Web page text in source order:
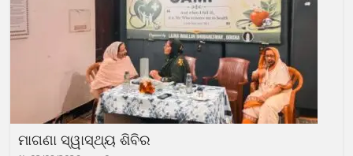
ମାଗଣା ସ୍ୱାସ୍ଥ୍ୟ ଶିବିର